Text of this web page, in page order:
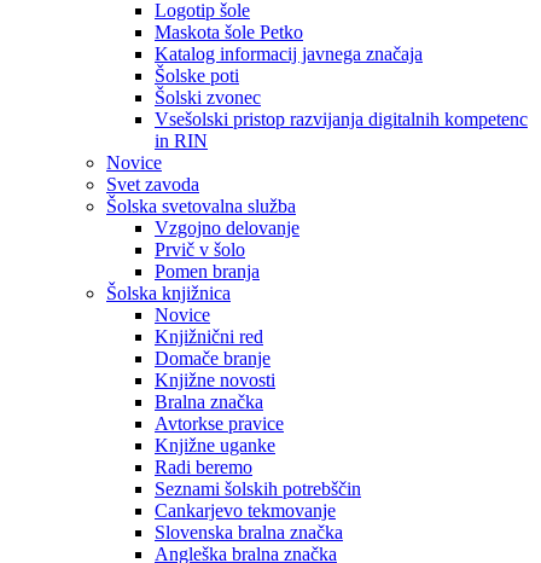
Logotip šole
Maskota šole Petko
Katalog informacij javnega značaja
Šolske poti
Šolski zvonec
Vsešolski pristop razvijanja digitalnih kompetenc
in RIN
Novice
Svet zavoda
Šolska svetovalna služba
Vzgojno delovanje
Prvič v šolo
Pomen branja
Šolska knjižnica
Novice
Knjižnični red
Domače branje
Knjižne novosti
Bralna značka
Avtorkse pravice
Knjižne uganke
Radi beremo
Seznami šolskih potrebščin
Cankarjevo tekmovanje
Slovenska bralna značka
Angleška bralna značka